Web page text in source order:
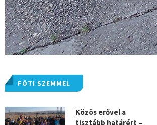
FÓTI SZEMMEL
Közös erővel a
tisztább határért –